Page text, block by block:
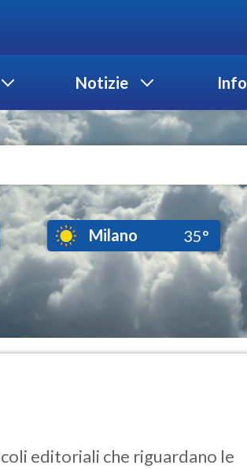
Notizie Info
Milano 35°
editoriali che riguardano le